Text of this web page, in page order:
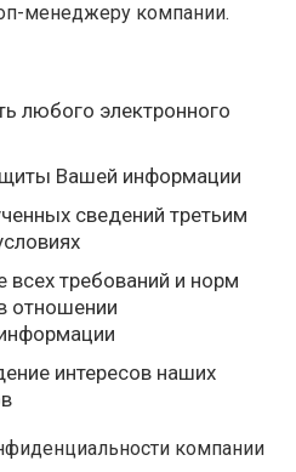
менеджеру компании.
любого электронного
Вашей информации
сведений третьим
всех требований и норм
отношении
интересов наших
компании